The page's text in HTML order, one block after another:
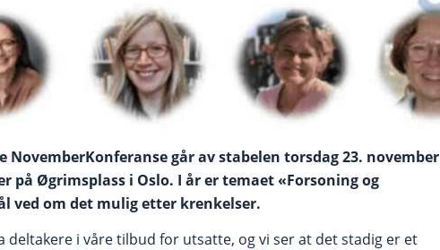
går av stabelen torsdag 23. november
på Øgrimsplass i Oslo. I år er temaet «Forsoning og
ved om det mulig etter krenkelser.
deltakere i våre tilbud for utsatte, og vi ser at det stadig er et